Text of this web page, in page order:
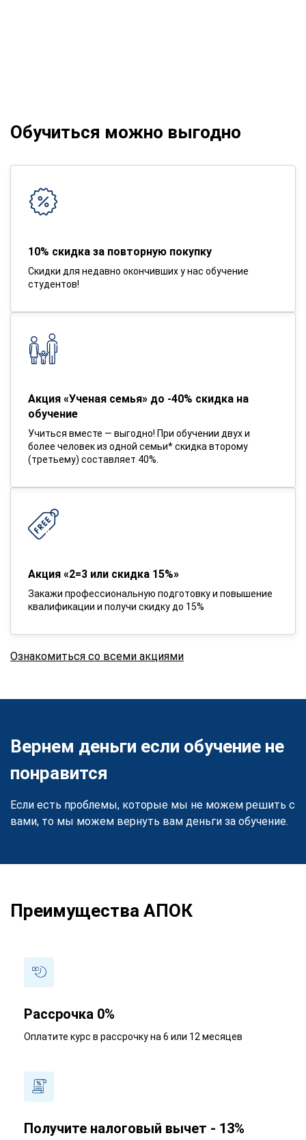
Обучиться можно выгодно
10% скидка за повторную покупку
Скидки для недавно окончивших у нас обучение
студентов!
Акция «Ученая семья» до -40% скидка на
обучение
Учиться вместе — выгодно! При обучении двух и
более человек из одной семьи* скидка второму
(третьему) составляет 40%.
Акция «2=3 или скидка 15%»
Закажи профессиональную подготовку и повышение
квалификации и получи скидку до 15%
Ознакомиться со всеми акциями
Вернем деньги если обучение не
понравится
Если есть проблемы, которые мы не можем решить с
вами, то мы можем вернуть вам деньги за обучение.
Преимущества АПОК
Рассрочка 0%
Оплатите курс в рассрочку на 6 или 12 месяцев
Получите налоговый вычет - 13%